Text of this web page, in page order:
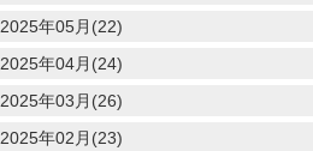
2025年05月(22)
2025年04月(24)
2025年03月(26)
2025年02月(23)